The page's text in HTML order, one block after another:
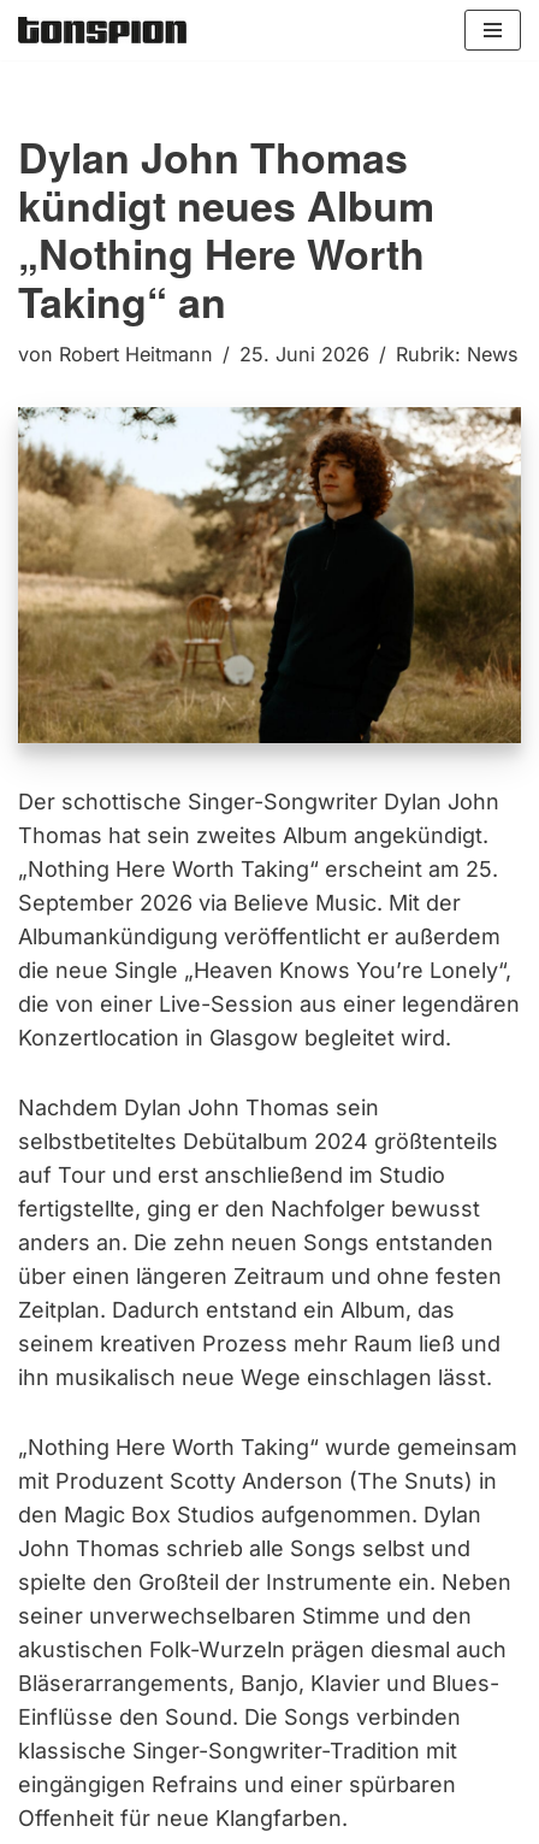
Dylan John Thomas
kündigt neues Album
„Nothing Here Worth
Taking“ an
von Robert Heitmann 25. Juni 2026 Rubrik: News
Der schottische Singer-Songwriter Dylan John
Thomas hat sein zweites Album angekündigt.
„Nothing Here Worth Taking“ erscheint am 25.
September 2026 via Believe Music. Mit der
Albumankündigung veröffentlicht er außerdem
die neue Single „Heaven Knows You’re Lonely“,
die von einer Live-Session aus einer legendären
Konzertlocation in Glasgow begleitet wird.
Nachdem Dylan John Thomas sein
selbstbetiteltes Debütalbum 2024 größtenteils
auf Tour und erst anschließend im Studio
fertigstellte, ging er den Nachfolger bewusst
anders an. Die zehn neuen Songs entstanden
über einen längeren Zeitraum und ohne festen
Zeitplan. Dadurch entstand ein Album, das
seinem kreativen Prozess mehr Raum ließ und
ihn musikalisch neue Wege einschlagen lässt.
„Nothing Here Worth Taking“ wurde gemeinsam
mit Produzent Scotty Anderson (The Snuts) in
den Magic Box Studios aufgenommen. Dylan
John Thomas schrieb alle Songs selbst und
spielte den Großteil der Instrumente ein. Neben
seiner unverwechselbaren Stimme und den
akustischen Folk-Wurzeln prägen diesmal auch
Bläserarrangements, Banjo, Klavier und Blues-
Einflüsse den Sound. Die Songs verbinden
klassische Singer-Songwriter-Tradition mit
eingängigen Refrains und einer spürbaren
Offenheit für neue Klangfarben.